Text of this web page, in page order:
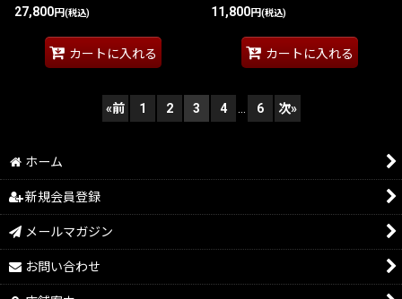
27,800円(税込)
カートに入れる
11,800円(税込)
カートに入れる
«前 1 2 3 4 6 次»
ホーム
新規会員登録
メールマガジン
お問い合わせ